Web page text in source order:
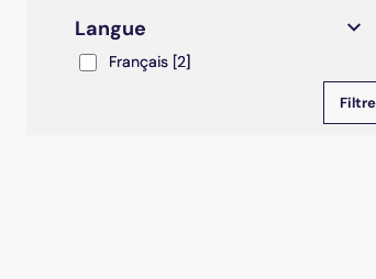
Langue
Français
Français [2]